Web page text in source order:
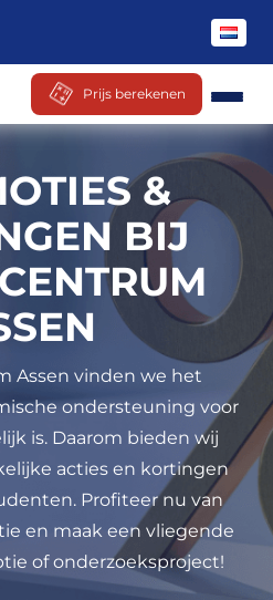
Prijs berekenen
&
BIJ
Assen vinden we het
ondersteuning voor
is. Daarom bieden wij
acties en kortingen
Profiteer nu van
en maak een vliegende
of onderzoeksproject!